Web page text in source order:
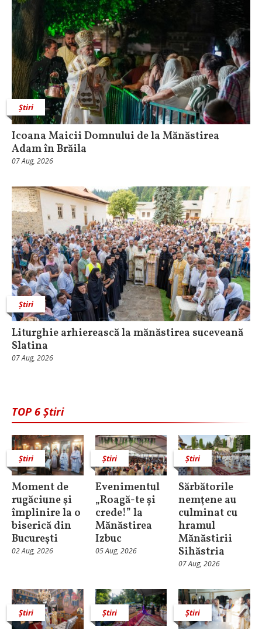
Știri
Icoana Maicii Domnului de la Mănăstirea
Adam în Brăila
07 Aug, 2026
Știri
Liturghie arhierească la mănăstirea suceveană
Slatina
07 Aug, 2026
TOP 6 Știri
Știri
Moment de
rugăciune şi
împlinire la o
biserică din
Bucureşti
02 Aug, 2026
Știri
Evenimentul
„Roagă-te și
crede!” la
Mănăstirea
Izbuc
05 Aug, 2026
Știri
Sărbătorile
nemţene au
culminat cu
hramul
Mănăstirii
Sihăstria
07 Aug, 2026
Știri Știri Știri